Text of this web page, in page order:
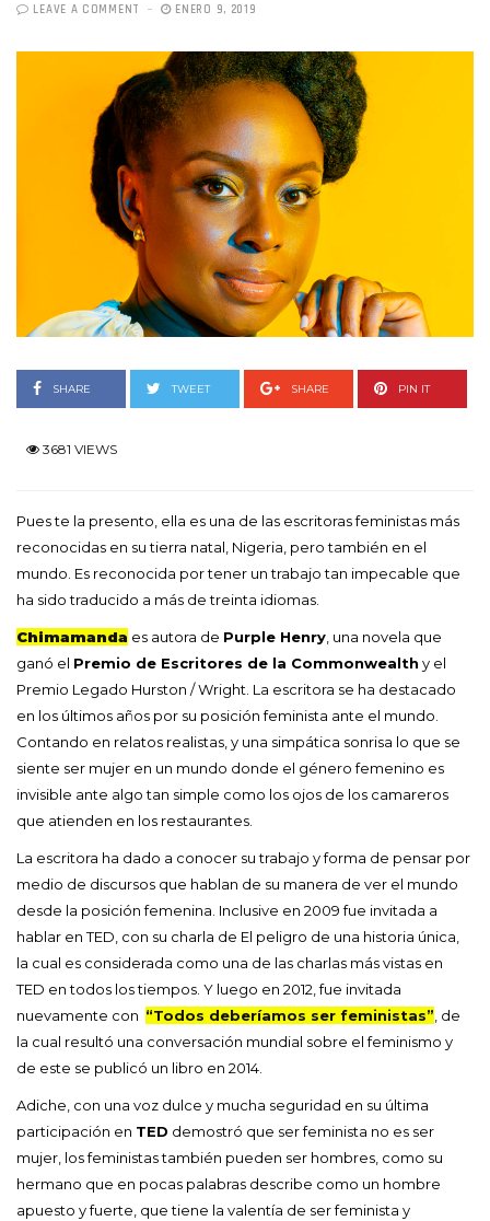
LEAVE A COMMENT ENERO 9, 2019
SHARE TWEET SHARE PIN IT
3681 VIEWS
Pues te la presento, ella es una de las escritoras feministas más
reconocidas en su tierra natal, Nigeria, pero también en el
mundo. Es reconocida por tener un trabajo tan impecable que
ha sido traducido a más de treinta idiomas.
Chimamanda es autora de Purple Henry, una novela que
ganó el Premio de Escritores de la Commonwealth y el
Premio Legado Hurston / Wright. La escritora se ha destacado
en los últimos años por su posición feminista ante el mundo.
Contando en relatos realistas, y una simpática sonrisa lo que se
siente ser mujer en un mundo donde el género femenino es
invisible ante algo tan simple como los ojos de los camareros
que atienden en los restaurantes.
La escritora ha dado a conocer su trabajo y forma de pensar por
medio de discursos que hablan de su manera de ver el mundo
desde la posición femenina. Inclusive en 2009 fue invitada a
hablar en TED, con su charla de El peligro de una historia única,
la cual es considerada como una de las charlas más vistas en
TED en todos los tiempos. Y luego en 2012, fue invitada
nuevamente con “Todos deberíamos ser feministas”, de
la cual resultó una conversación mundial sobre el feminismo y
de este se publicó un libro en 2014.
Adiche, con una voz dulce y mucha seguridad en su última
participación en TED demostró que ser feminista no es ser
mujer, los feministas también pueden ser hombres, como su
hermano que en pocas palabras describe como un hombre
apuesto y fuerte, que tiene la valentía de ser feminista y